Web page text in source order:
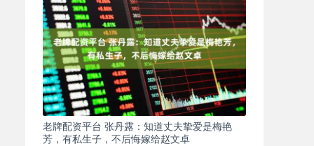
老牌配资平台 张丹露：知道丈夫挚爱是梅艳
芳，有私生子，不后悔嫁给赵文卓